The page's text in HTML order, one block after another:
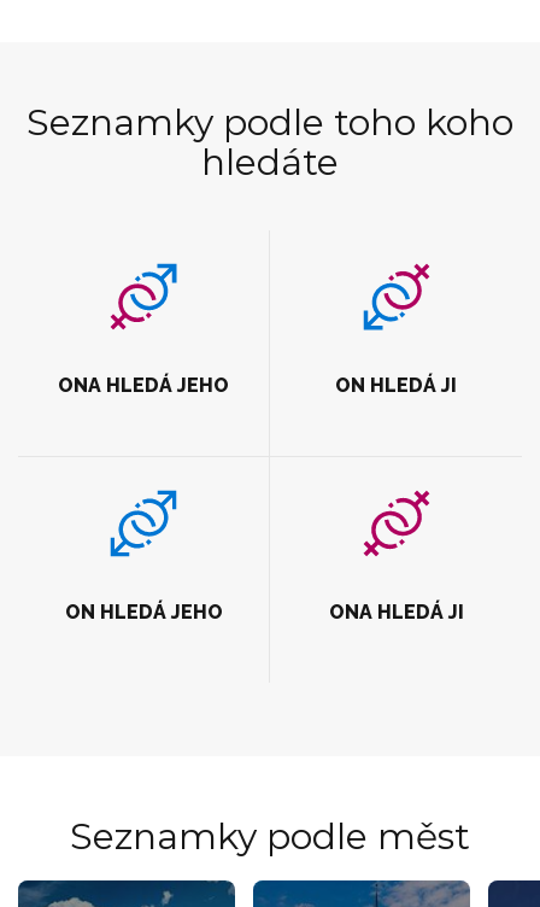
Seznamky podle toho koho
hledáte
ONA HLEDÁ JEHO ON HLEDÁ JI
ON HLEDÁ JEHO ONA HLEDÁ JI
Seznamky podle měst